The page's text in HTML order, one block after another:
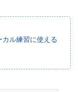
ル練習に使える